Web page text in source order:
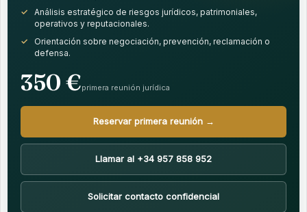
Análisis estratégico de riesgos jurídicos, patrimoniales,
operativos y reputacionales.
Orientación sobre negociación, prevención, reclamación o
defensa.
350 €primera reunión jurídica
Reservar primera reunión →
Llamar al +34 957 858 952
Solicitar contacto confidencial